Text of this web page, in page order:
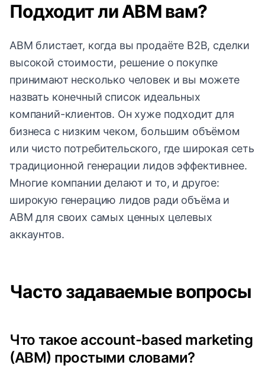
Подходит ли ABM вам?
ABM блистает, когда вы продаёте B2B, сделки
высокой стоимости, решение о покупке
принимают несколько человек и вы можете
назвать конечный список идеальных
компаний-клиентов. Он хуже подходит для
бизнеса с низким чеком, большим объёмом
или чисто потребительского, где широкая сеть
традиционной генерации лидов эффективнее.
Многие компании делают и то, и другое:
широкую генерацию лидов ради объёма и
ABM для своих самых ценных целевых
аккаунтов.
Часто задаваемые вопросы
Что такое account-based marketing
(ABM) простыми словами?